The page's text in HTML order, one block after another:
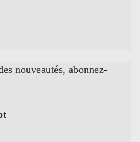
nouveautés, abonnez-